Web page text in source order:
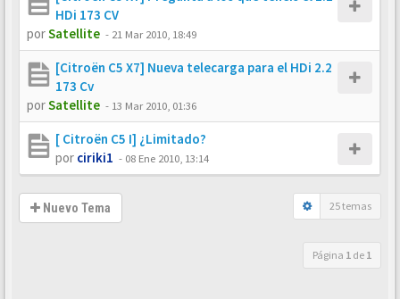
HDi 173 CV
porSatellite - 21 Mar 2010, 18:49
[Citroën C5 X7] Nueva telecarga para el HDi 2.2
173 Cv
porSatellite - 13 Mar 2010, 01:36
[ Citroën C5 I] ¿Limitado?
por ciriki1 - 08 Ene 2010, 13:14
Nuevo Tema 25 temas
Página 1 de 1